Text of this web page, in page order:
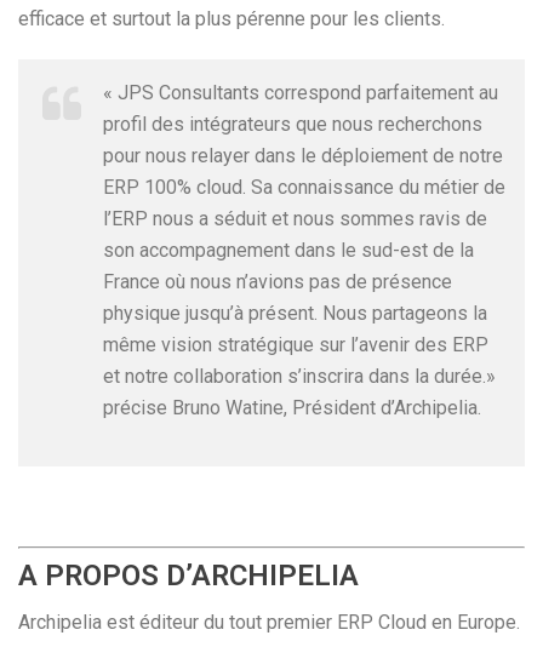
efficace et surtout la plus pérenne pour les clients.
« JPS Consultants correspond parfaitement au
profil des intégrateurs que nous recherchons
pour nous relayer dans le déploiement de notre
ERP 100% cloud. Sa connaissance du métier de
l’ERP nous a séduit et nous sommes ravis de
son accompagnement dans le sud-est de la
France où nous n’avions pas de présence
physique jusqu’à présent. Nous partageons la
même vision stratégique sur l’avenir des ERP
et notre collaboration s’inscrira dans la durée.»
précise Bruno Watine, Président d’Archipelia.
A PROPOS D’ARCHIPELIA
Archipelia est éditeur du tout premier ERP Cloud en Europe.